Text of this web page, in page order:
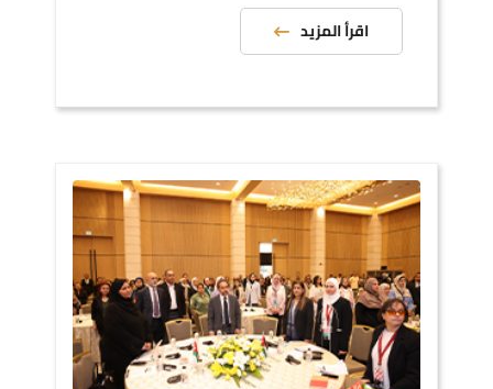
اقرأ المزيد